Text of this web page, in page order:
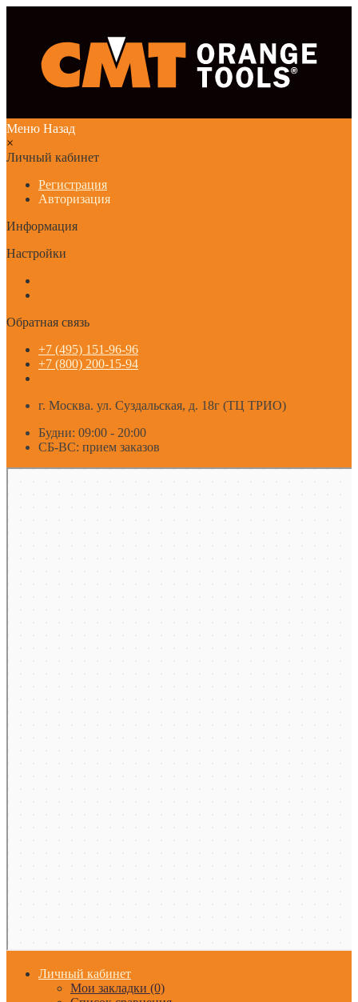
Меню Назад
×
Личный кабинет
Регистрация
Авторизация
Информация
Настройки
Обратная связь
+7 (495) 151-96-96
+7 (800) 200-15-94
г. Москва. ул. Суздальская, д. 18г (ТЦ ТРИО)
Будни: 09:00 - 20:00
СБ-ВС: прием заказов
Личный кабинет
Мои закладки (0)